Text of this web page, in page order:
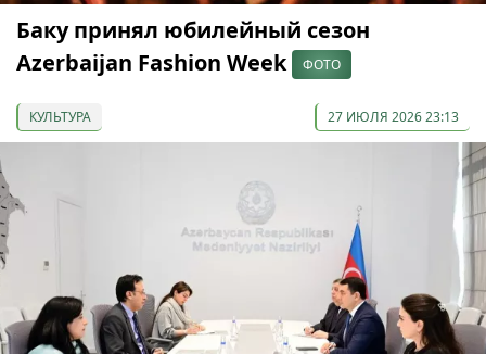
Баку принял юбилейный сезон
Azerbaijan Fashion Week
ФОТО
КУЛЬТУРА 27 ИЮЛЯ 2026 23:13